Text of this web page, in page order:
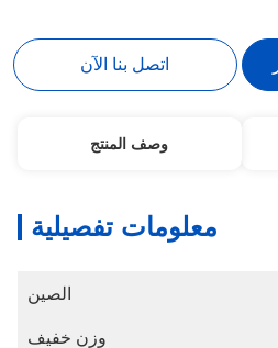
اتصل بنا الآن
وصف المنتج
معلومات تفصيلية
الصين
وزن خفيف